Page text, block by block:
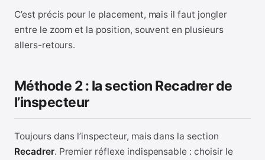
C’est précis pour le placement, mais il faut jongler
entre le zoom et la position, souvent en plusieurs
allers-retours.
Méthode 2 : la section Recadrer de
l’inspecteur
Toujours dans l’inspecteur, mais dans la section
Recadrer. Premier réflexe indispensable : choisir le